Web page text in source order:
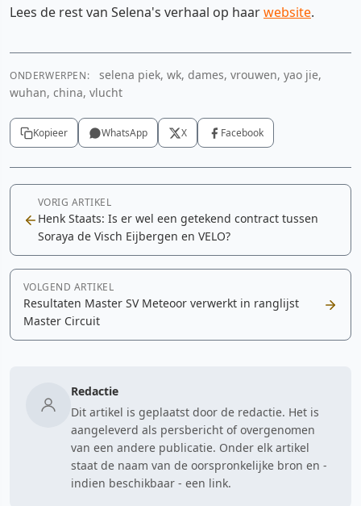
Lees de rest van Selena's verhaal op haarwebsite.
ONDERWERPEN:
selena piek, wk, dames, vrouwen, yao jie,
wuhan, china, vlucht
Kopieer WhatsApp X Facebook
VORIG ARTIKEL
Henk Staats: Is er wel een getekend contract tussen
Soraya de Visch Eijbergen en VELO?
VOLGEND ARTIKEL
Resultaten Master SV Meteoor verwerkt in ranglijst
Master Circuit
Redactie
Dit artikel is geplaatst door de redactie. Het is
aangeleverd als persbericht of overgenomen
van een andere publicatie. Onder elk artikel
staat de naam van de oorspronkelijke bron en -
indien beschikbaar - een link.